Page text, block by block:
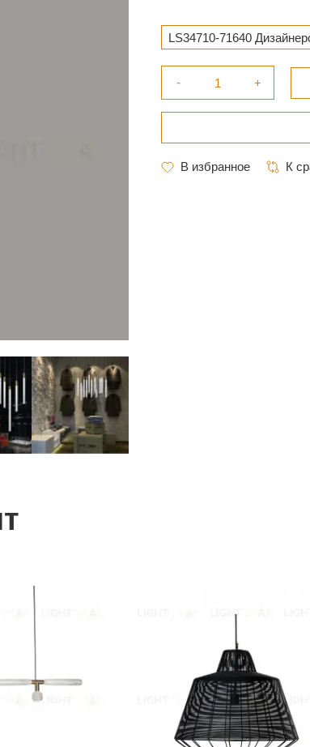
LS34710-71640